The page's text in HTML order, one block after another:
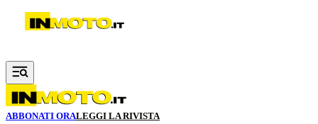
Vai al contenuto principale
ABBONATI ORALEGGI LA RIVISTA